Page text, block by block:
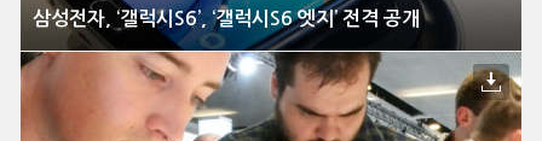
삼성전자, ‘갤럭시S6’, ‘갤럭시S6 엣지’ 전격 공개